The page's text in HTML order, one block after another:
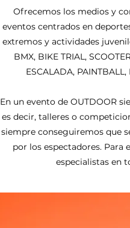
Ofrecemos los medios y
eventos centrados en
extremos y actividades
BMX, BIKE TRIAL,
ESCALADA, PAINTBALL,
En un evento de OUTDOOR
es decir, talleres o
siempre conseguiremos que
por los espectadores. Para
especialistas en